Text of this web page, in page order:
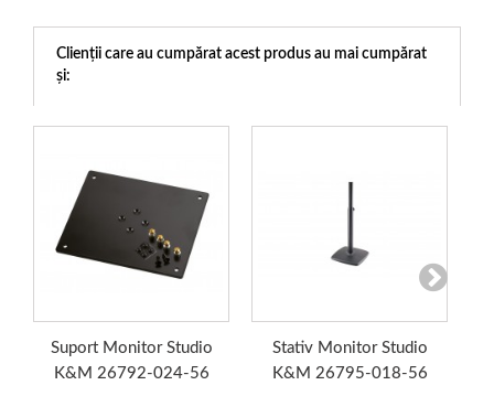
Clienții care au cumpărat acest produs au mai cumpărat
și:
Suport Monitor Studio
K&M 26792-024-56
Stativ Monitor Studio
K&M 26795-018-56